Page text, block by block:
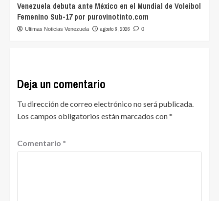
Venezuela debuta ante México en el Mundial de Voleibol
Femenino Sub-17 por purovinotinto.com
Ultimas Noticias Venezuela agosto 6, 2026 0
Deja un comentario
Tu dirección de correo electrónico no será publicada.
Los campos obligatorios están marcados con*
Comentario *